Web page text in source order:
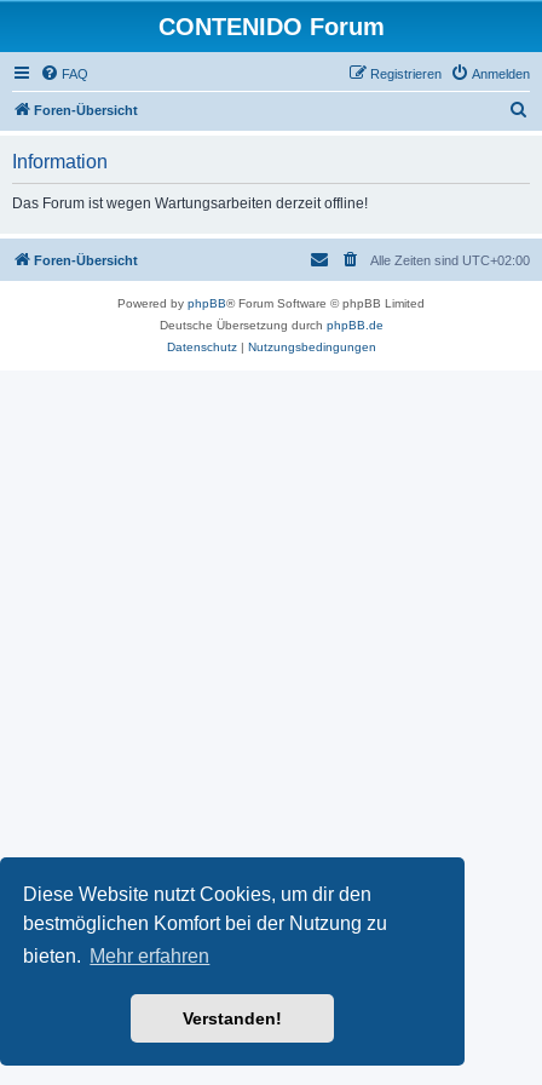
Diese Website nutzt Cookies, um dir den
bestmöglichen Komfort bei der Nutzung zu
bieten. Mehr erfahren
Verstanden!
CONTENIDO Forum
FAQ Anmelden
Registrieren
Foren-Übersicht
Information
Das Forum ist wegen Wartungsarbeiten derzeit offline!
Foren-Übersicht Alle Zeiten sind UTC+02:00
Powered by phpBB® Forum Software © phpBB Limited
Deutsche Übersetzung durch phpBB.de
Datenschutz| Nutzungsbedingungen